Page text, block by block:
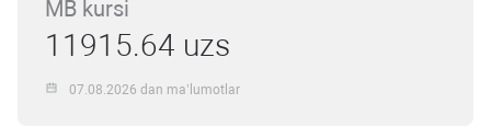
MB kursi
11915.64 uzs
07.08.2026 dan ma’lumotlar